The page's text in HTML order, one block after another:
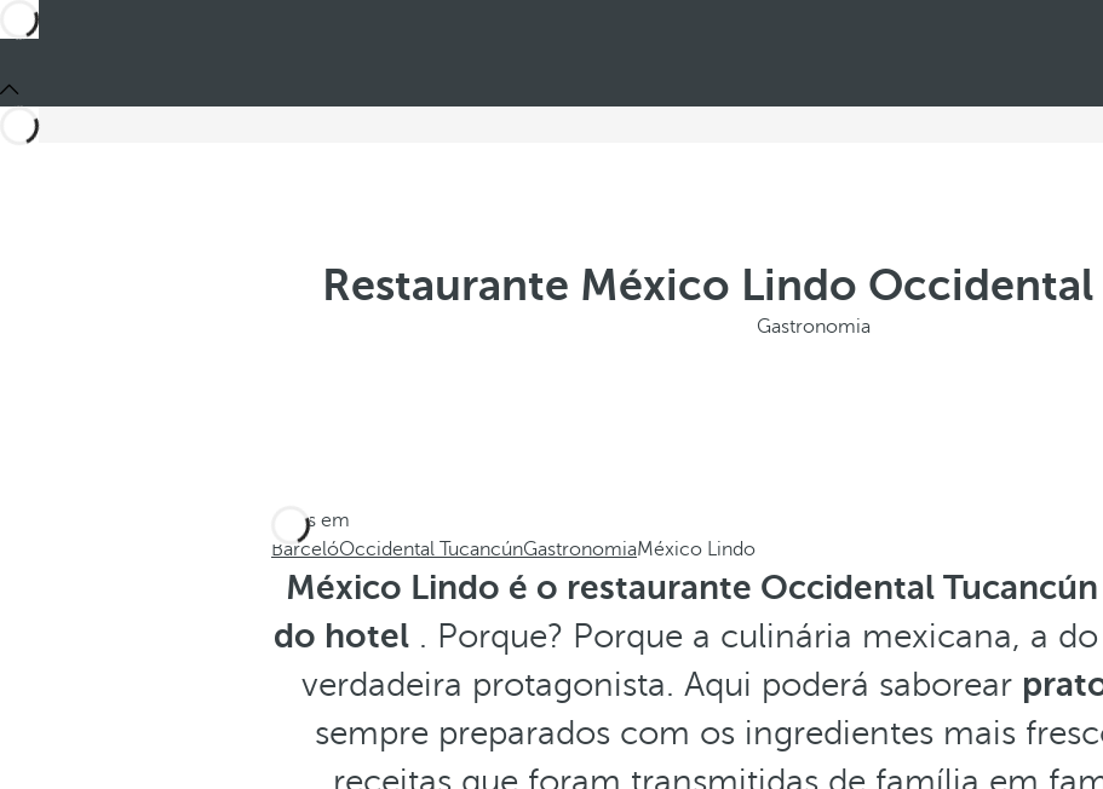
Restaurante México Lindo
Gastronomia
Estes em
BarcelóOccidental TucancúnGastronomiaMéxico Lindo
México Lindo é o restaurante Occidental
do hotel. Porque? Porque a culinária mexicana, a
verdadeira protagonista. Aqui poderá saborear
sempre preparados com os ingredientes mais
receitas que foram transmitidas de família em